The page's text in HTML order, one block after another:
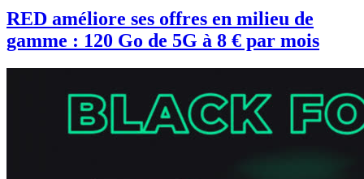
RED améliore ses offres en milieu de
gamme : 120 Go de 5G à 8 € par mois